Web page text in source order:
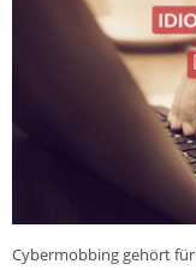
Cybermobbing gehört für